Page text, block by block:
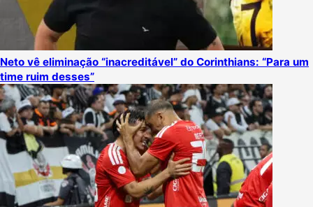
Neto vê eliminação “inacreditável” do Corinthians: “Para um
time ruim desses”